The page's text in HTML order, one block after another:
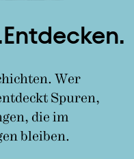
Wer
Spuren,
die im
bleiben.